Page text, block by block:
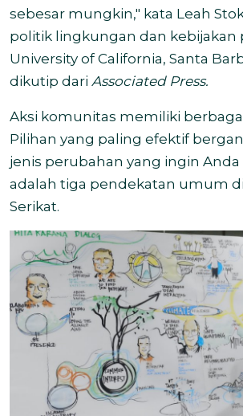
sebesar mungkin," kata Leah
politik lingkungan dan kebijakan
University of California, Santa
dikutip dari Associated Press.
Aksi komunitas memiliki
Pilihan yang paling efektif
jenis perubahan yang ingin Anda
adalah tiga pendekatan umum
Serikat.